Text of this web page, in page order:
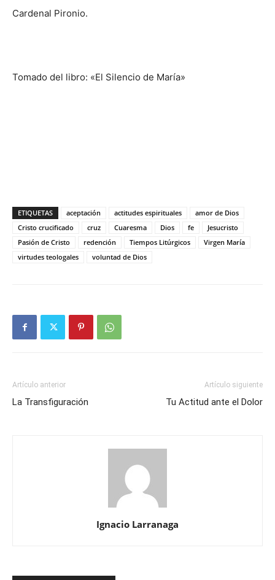
Cardenal Pironio.
Tomado del libro: «El Silencio de María»
ETIQUETAS aceptación actitudes espirituales
amor de Dios
Cristo crucificado
cruz Cuaresma Dios fe
Jesucristo
Pasión de Cristo
redención Tiempos Litúrgicos
Virgen María
virtudes teologales
voluntad de Dios
Artículo anterior
La Transfiguración
Artículo siguiente
Tu Actitud ante el Dolor
Ignacio Larranaga